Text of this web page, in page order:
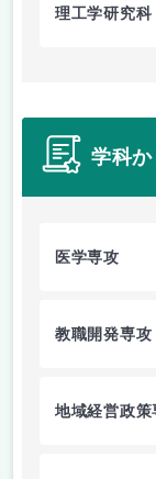
理工学研究科
学科
医学専攻
教職開発専攻
地域経営政策